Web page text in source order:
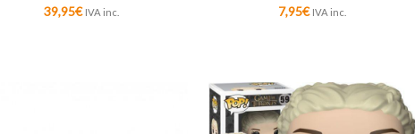
39,95€ IVA inc. 7,95€ IVA inc.